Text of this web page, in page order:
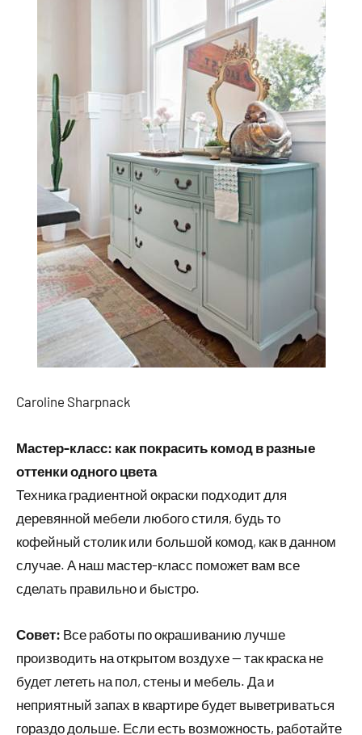
Caroline Sharpnack
Мастер-класс: как покрасить комод в разные
оттенки одного цвета
Техника градиентной окраски подходит для
деревянной мебели любого стиля, будь то
кофейный столик или большой комод, как в данном
случае. А наш мастер-класс поможет вам все
сделать правильно и быстро.
Совет: Все работы по окрашиванию лучше
производить на открытом воздухе — так краска не
будет лететь на пол, стены и мебель. Да и
неприятный запах в квартире будет выветриваться
гораздо дольше. Если есть возможность, работайте